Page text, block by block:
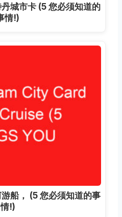
城市卡 (5 您必须知道的
情!)
船， (5 您必须知道的事
情!)